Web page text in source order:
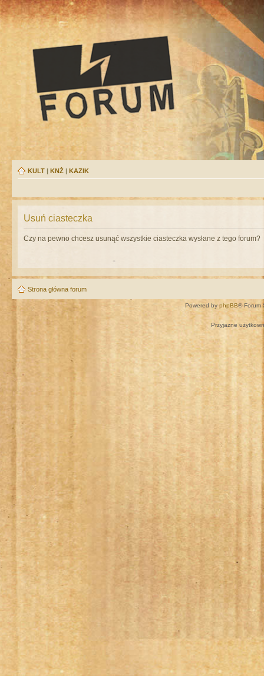
KULT | KNŻ | KAZIK
Usuń ciasteczka
Czy na pewno chcesz usunąć wszystkie ciasteczka wysłane z tego forum?
Strona główna forum
Powered by phpBB® Forum
Przyjazne